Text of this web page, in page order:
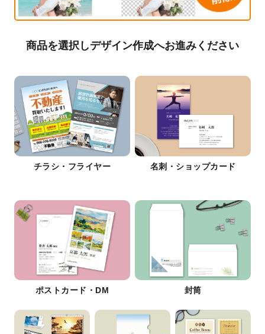
商品を選択しデザイン作成へお進みください
チラシ・フライヤー 名刺・ショップカード
ポストカード・DM 封筒